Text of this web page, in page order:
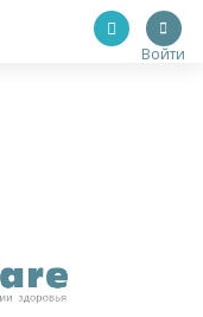
Войти